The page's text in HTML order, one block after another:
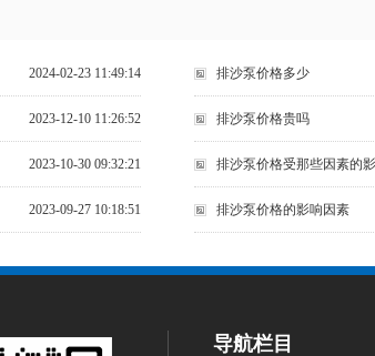
2024-02-23 11:49:14 排沙泵价格多少
2023-12-10 11:26:52 排沙泵价格贵吗
2023-10-30 09:32:21 排沙泵价格受那些因素的
2023-09-27 10:18:51 排沙泵价格的影响因素
导航栏目